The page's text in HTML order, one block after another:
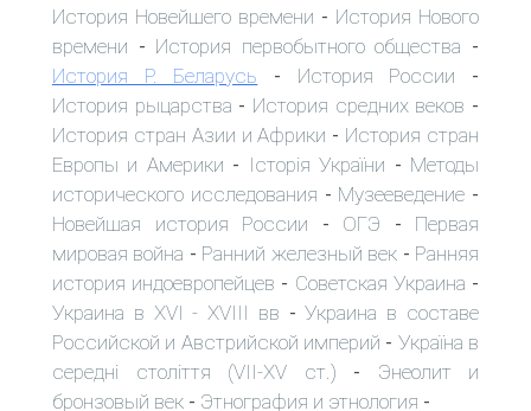
История Новейшего времени - История Нового
времени - История первобытного общества -
История Р. Беларусь - История России -
История рыцарства - История средних веков -
История стран Азии и Африки - История стран
Европы и Америки - Історія України - Методы
исторического исследования - Музееведение -
Новейшая история России - ОГЭ - Первая
мировая война - Ранний железный век - Ранняя
история индоевропейцев - Советская Украина -
Украина в XVI - XVIII вв -Украина в составе
Российской и Австрийской империй - Україна в
середні століття (VII-XV ст.) - Энеолит и
бронзовый век - Этнография и этнология -